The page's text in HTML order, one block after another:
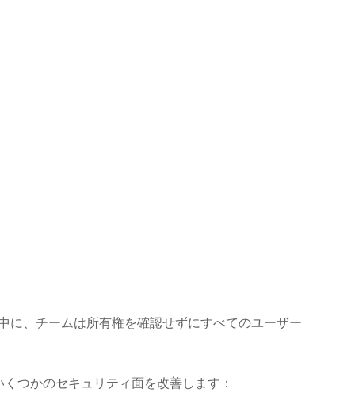
、チームは所有権を確認せずにすべてのユーザー
つかのセキュリティ面を改善します：